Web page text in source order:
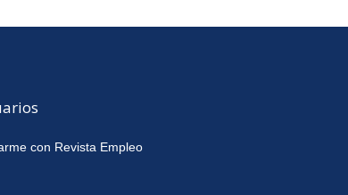
con Revista Empleo